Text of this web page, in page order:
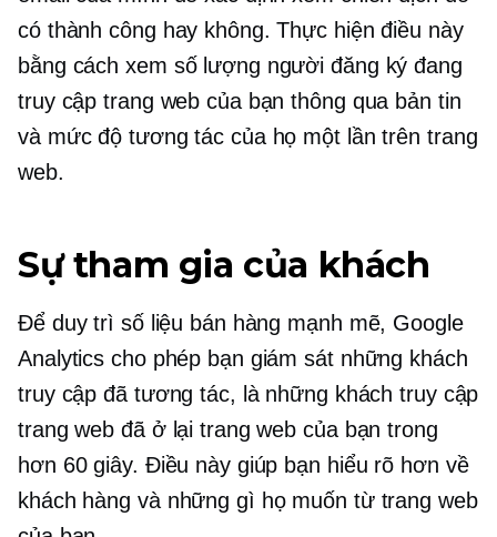
có thành công hay không. Thực hiện điều này
bằng cách xem số lượng người đăng ký đang
truy cập trang web của bạn thông qua bản tin
và mức độ tương tác của họ một lần trên trang
web.
Sự tham gia của khách
Để duy trì số liệu bán hàng mạnh mẽ, Google
Analytics cho phép bạn giám sát những khách
truy cập đã tương tác, là những khách truy cập
trang web đã ở lại trang web của bạn trong
hơn 60 giây. Điều này giúp bạn hiểu rõ hơn về
khách hàng và những gì họ muốn từ trang web